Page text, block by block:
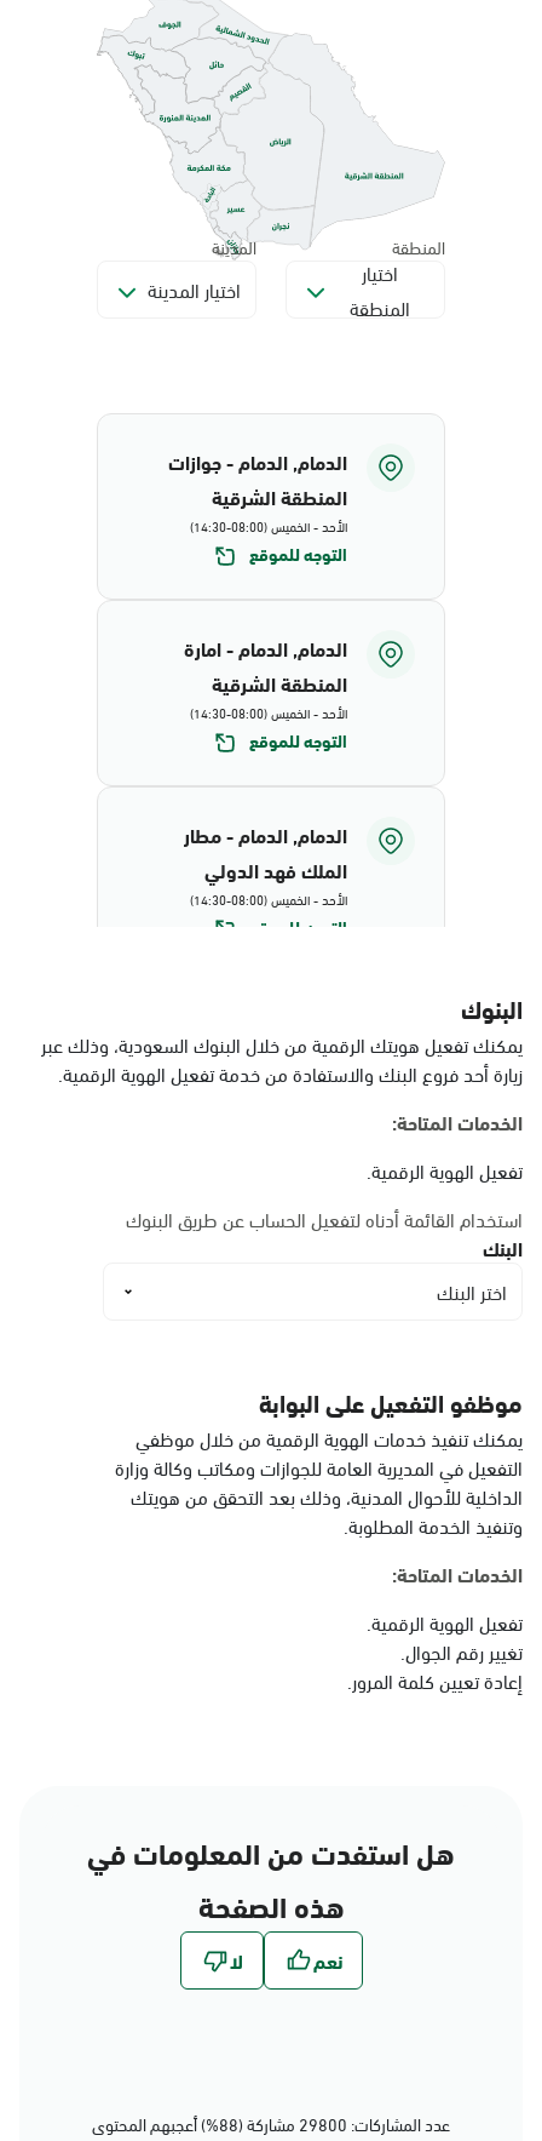
المنطقة
اختيار
المنطقة
المدينة
اختيار المدينة
الدمام, الدمام - جوازات
المنطقة الشرقية
الأحد - الخميس (08:00-14:30)
التوجه للموقع
الدمام, الدمام - امارة
المنطقة الشرقية
الأحد - الخميس (08:00-14:30)
التوجه للموقع
الدمام, الدمام - مطار
الملك فهد الدولي
الأحد - الخميس (08:00-14:30)
التوجه للموقع
البيضاء
الأحد - الخميس (08:00-14:30)
الدمام, الدمام أحوال
الشاطئ مول
الدمام, الدمام أحوال
الشاطئ مول قسم النساء
الأحد - الخميس (08:00-14:30)
التوجه للموقع
التوجه للموقع
الدمام, الدمام - الشاطئ
مول
البنوك
يمكنك تفعيل هويتك الرقمية من خلال البنوك السعودية، وذلك عبر
زيارة أحد فروع البنك والاستفادة من خدمة تفعيل الهوية الرقمية.
الخدمات المتاحة:
تفعيل الهوية الرقمية.
استخدام القائمة أدناه لتفعيل الحساب عن طريق البنوك
البنك
اختر البنك
موظفو التفعيل على البوابة
يمكنك تنفيذ خدمات الهوية الرقمية من خلال موظفي
التفعيل في المديرية العامة للجوازات ومكاتب وكالة وزارة
الداخلية للأحوال المدنية، وذلك بعد التحقق من هويتك
وتنفيذ الخدمة المطلوبة.
الخدمات المتاحة:
تفعيل الهوية الرقمية.
تغيير رقم الجوال.
إعادة تعيين كلمة المرور.
هل استفدت من المعلومات في
هذه الصفحة
عدد المشاركات: 29800 مشاركة (88%) أعجبهم المحتوى